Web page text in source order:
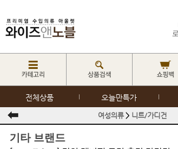
전체상품 오늘만특가
여성의류> 니트/가디건
기타 브랜드